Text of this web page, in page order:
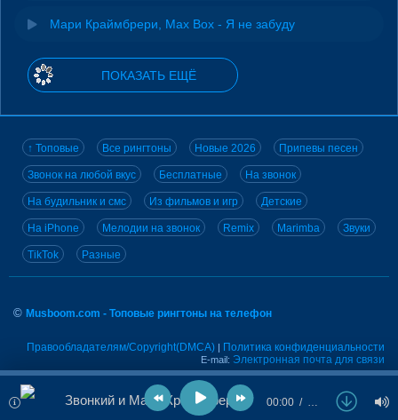
Мари Краймбрери, Max Box - Я не забуду
ПОКАЗАТЬ ЕЩЁ
↑ Топовые Все рингтоны Новые 2026 Припевы песен
Звонок на любой вкус Бесплатные На звонок
На будильник и смс Из фильмов и игр Детские
На iPhone Мелодии на звонок Remix Marimba Звуки
TikTok Разные
© Musboom.com - Топовые рингтоны на телефон
Правообладателям/Copyright(DMCA) | Политика конфиденциальности
E-mail: Электронная почта для связи
Звонкий и Мари Краймбрери - Как Дела, Малыш? 00:00 …